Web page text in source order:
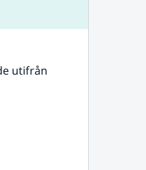
utifrån